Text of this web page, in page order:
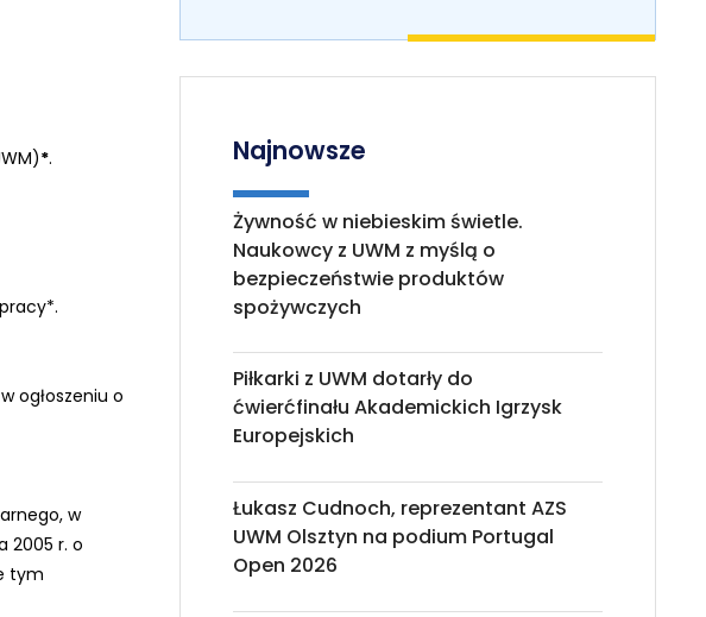
*.
ogłoszeniu o
w
2005 r. o
tym
Najnowsze
Żywność w niebieskim świetle.
Naukowcy z UWM z myślą o
bezpieczeństwie produktów
spożywczych
Piłkarki z UWM dotarły do
ćwierćfinału Akademickich Igrzysk
Europejskich
Łukasz Cudnoch, reprezentant AZS
UWM Olsztyn na podium Portugal
Open 2026